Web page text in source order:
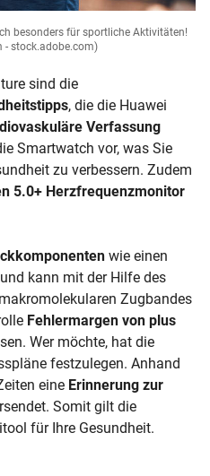
besonders für sportliche Aktivitäten!
- stock.adobe.com)
sind die
, die die Huawei
Verfassung
Smartwatch vor, was Sie
zu verbessern. Zudem
5.0+ Herzfrequenzmonitor
wie einen
kann mit der Hilfe des
Zugbandes
Fehlermargen von plus
Wer möchte, hat die
festzulegen. Anhand
eine Erinnerung zur
Somit gilt die
für Ihre Gesundheit.